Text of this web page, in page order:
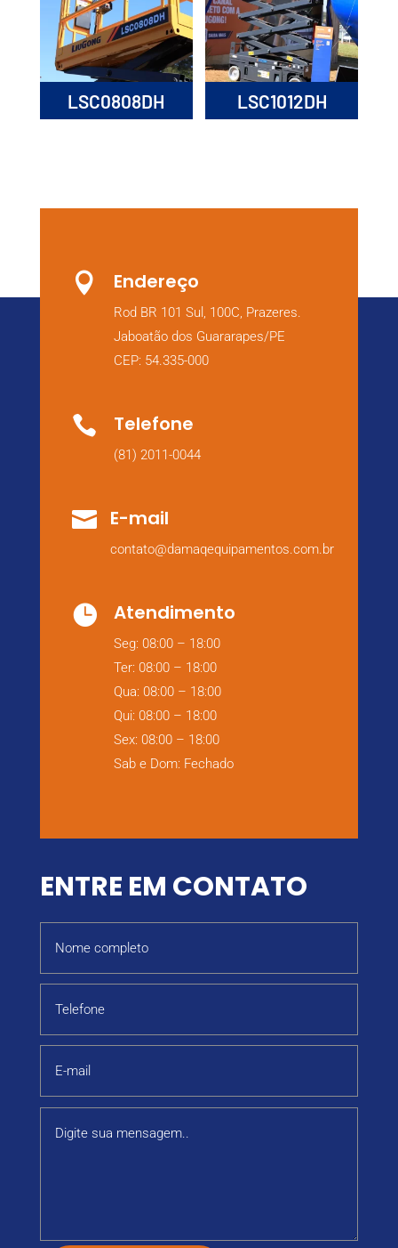
LSC0808DH LSC1012DH
 Endereço
Rod BR 101 Sul, 100C, Prazeres.
Jaboatão dos Guararapes/PE
CEP: 54.335-000
 Telefone
(81) 2011-0044
 E-mail
contato@damaqequipamentos.com.br
 Atendimento
Seg: 08:00 – 18:00
Ter: 08:00 – 18:00
Qua: 08:00 – 18:00
Qui: 08:00 – 18:00
Sex: 08:00 – 18:00
Sab e Dom: Fechado
ENTRE EM CONTATO